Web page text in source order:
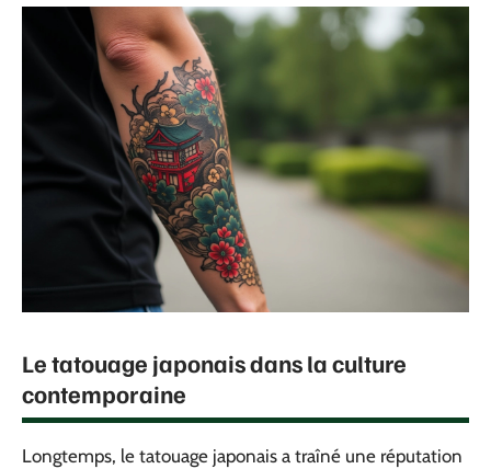
Le tatouage japonais dans la culture
contemporaine
Longtemps, le tatouage japonais a traîné une réputation